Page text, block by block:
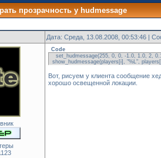
прозрачность у hudmessage
Дата: Среда, 13.08.2008, 00:53:46 |
Code
set_hudmessage(255, 0, 0, -1.0, 1.0, 2,
show_hudmessage(players[i], "%L",
Вот, рисуем у клиента сообщение
хорошо освещенной локации.